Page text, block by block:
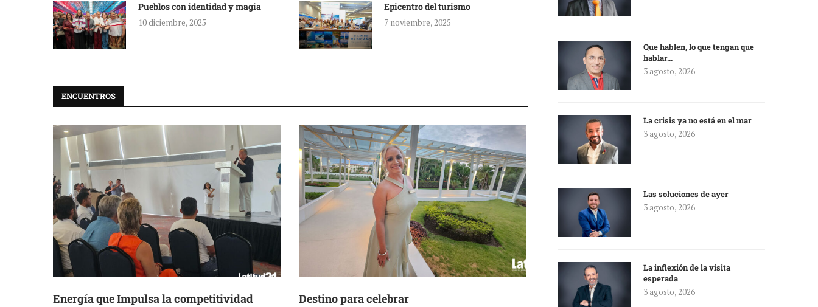
Pueblos con identidad y magia
10 diciembre, 2025
Epicentro del turismo
7 noviembre, 2025
ENCUENTROS
Energía que Impulsa la competitividad Destino para celebrar
Que hablen, lo que tengan que
hablar…
3 agosto, 2026
La crisis ya no está en el mar
3 agosto, 2026
Las soluciones de ayer
3 agosto, 2026
La inflexión de la visita
esperada
3 agosto, 2026